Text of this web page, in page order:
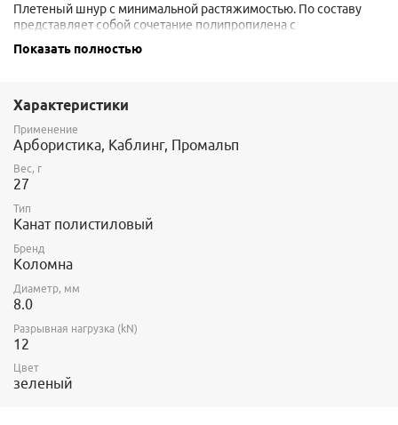
Плетеный шнур с минимальной растяжимостью. По составу
представляет собой сочетание полипропилена с
усаживается при контакте с водой, обладает небольшим
весом.
При уличном использовании имеет существенно больший срок
службы, чем продукция из полиамида.
Применяется для растяжки мачт и различных антенн, для
монтажа конструкций.
Показать полностью
Характеристики
Применение
Арбористика, Каблинг, Промальп
Вес, г
27
Тип
Канат полистиловый
Бренд
Коломна
Диаметр, мм
8.0
Разрывная нагрузка (kN)
12
Цвет
зеленый